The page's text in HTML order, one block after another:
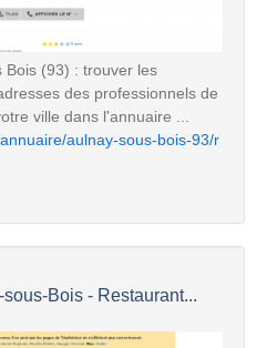
Bois (93) : trouver les
des professionnels de
ville dans l'annuaire ...
aulnay-sous-bois-93/r
Bois - Restaurant...